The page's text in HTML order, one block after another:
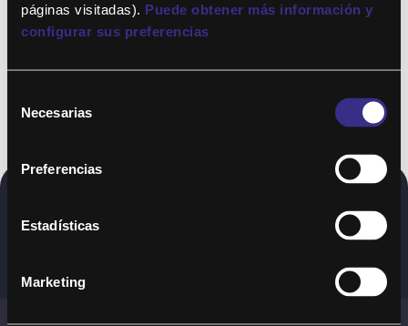
páginas visitadas). Puede obtener más información y
configurar sus preferencias
Necesarias
Preferencias
Estadísticas
Marketing
Copyright © 2020. Todos los derechos